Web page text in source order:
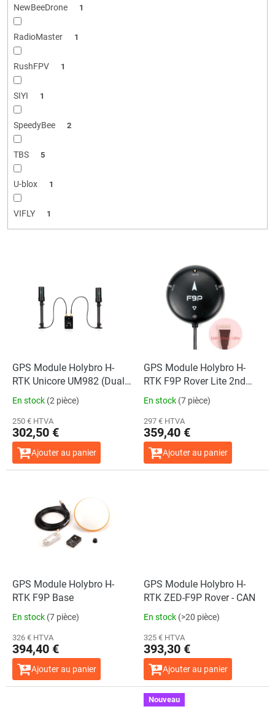
NewBeeDrone 1
RadioMaster 1
RushFPV 1
SIYI 1
SpeedyBee 2
TBS 5
U-blox 1
VIFLY 1
GPS Module Holybro H-
RTK Unicore UM982 (Dual
Antenna Heading)
En stock (2 pièce)
250 € HTVA
302,50 €
Ajouter au panier
GPS Module Holybro H-
RTK F9P Rover Lite 2nd
GPS
En stock (7 pièce)
297 € HTVA
359,40 €
Ajouter au panier
GPS Module Holybro H-
RTK F9P Base
En stock (7 pièce)
326 € HTVA
394,40 €
Ajouter au panier
GPS Module Holybro H-
RTK ZED-F9P Rover - CAN
En stock (>20 pièce)
325 € HTVA
393,30 €
Ajouter au panier
Nouveau